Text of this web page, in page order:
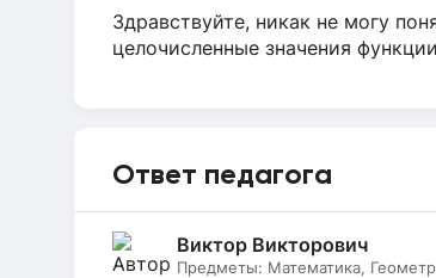
Здравствуйте, никак не могу
целочисленные значения
Ответ педагога
Виктор Викторович
Предметы: Математика,